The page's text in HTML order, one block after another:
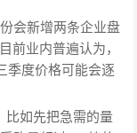
会新增两条企业盘
前业内普遍认为，
季度价格可能会逐
比如先把急需的量